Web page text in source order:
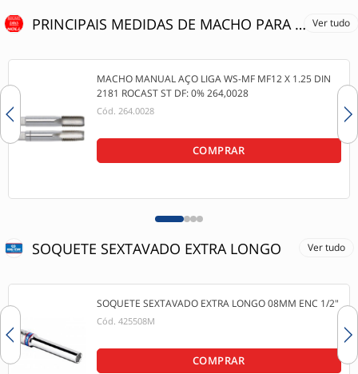
PRINCIPAIS MEDIDAS DE MACHO PARA FURO EM CUBO DE RODA Ver tudo
MACHO MANUAL AÇO LIGA WS-MF MF12 X 1.25 DIN
2181 ROCAST ST DF: 0% 264,0028
Cód. 264.0028
COMPRAR
SOQUETE SEXTAVADO EXTRA LONGO Ver tudo
SOQUETE SEXTAVADO EXTRA LONGO 08MM ENC 1/2"
Cód. 425508M
COMPRAR